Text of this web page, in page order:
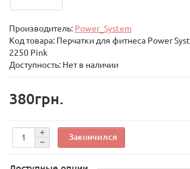
Производитель: Power_System
Код товара: Перчатки для фитнеса Power
2250 Pink
Доступность: Нет в наличии
380грн.
Закончился